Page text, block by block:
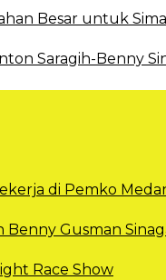
Besar untuk
Saragih-Benny
di Pemko
Gusman
Race Show